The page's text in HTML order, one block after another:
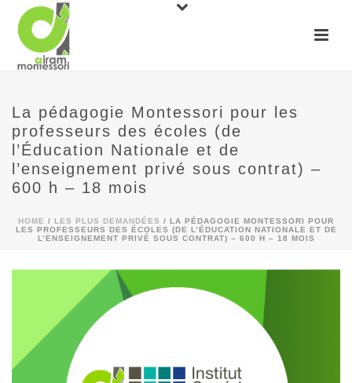
La pédagogie Montessori pour les
professeurs des écoles (de
l’Éducation Nationale et de
l’enseignement privé sous contrat) –
600 h – 18 mois
HOME / LES PLUS DEMANDÉES / LA PÉDAGOGIE MONTESSORI POUR
LES PROFESSEURS DES ÉCOLES (DE L’ÉDUCATION NATIONALE ET DE
L’ENSEIGNEMENT PRIVÉ SOUS CONTRAT) – 600 H – 18 MOIS